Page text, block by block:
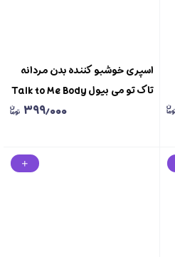
اسپری خوشبو کننده بدن مردانه
تاک تو می بیول Talk to Me Body
Spray For Men Biol۳۹۹٫۰۰۰